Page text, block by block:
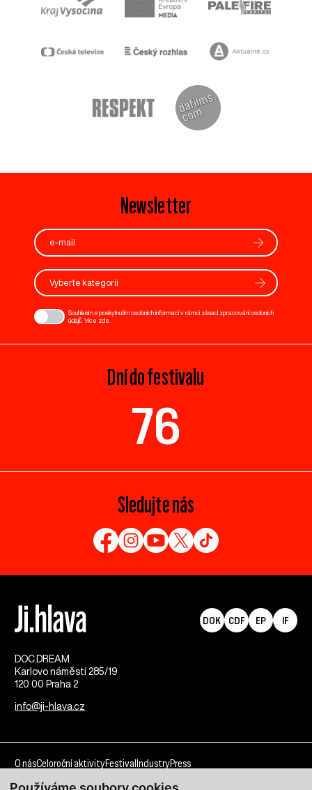
Newsletter
Vyberte kategorii
Souhlasím s poskytnutím osobních informací v rámci zásad zpracování osobních
údajů. Více zde
Dní do festivalu
76
Sledujte nás
DOC.DREAM​
Karlovo náměstí 285/19
120 00 Praha 2
info@ji-hlava.cz
DOK CDF EP IF
O násCeloroční aktivityFestival IndustryPress